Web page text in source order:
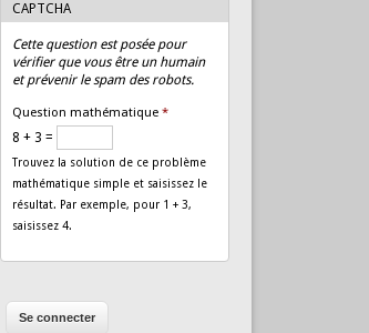
CAPTCHA
Cette question est posée pour
vérifier que vous être un humain
et prévenir le spam des robots.
Question mathématique *
8 + 3 =
Trouvez la solution de ce problème
mathématique simple et saisissez le
résultat. Par exemple, pour 1 + 3,
saisissez 4.